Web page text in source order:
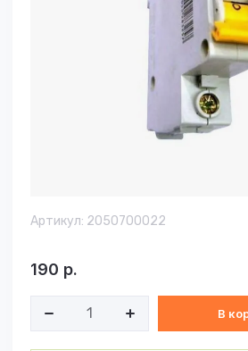
Артикул: 2050700022
190 р.
В